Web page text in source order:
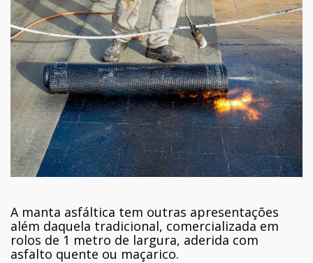
A manta asfáltica tem outras apresentações
além daquela tradicional, comercializada em
rolos de 1 metro de largura, aderida com
asfalto quente ou maçarico.